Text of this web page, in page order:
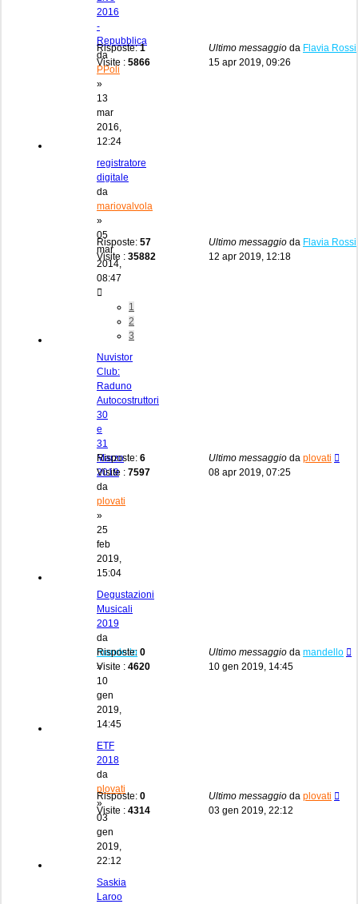
2016
-
Repubblica
da
PPoli
»
13
mar
2016,
12:24
Risposte:1
Visite : 5866
Ultimo messaggio da Flavia Rossi
15 apr 2019, 09:26
registratore
digitale
da
mariovalvola
»
05
mar
2014,
08:47
1
2
3
Risposte: 57
Visite : 35882
Ultimo messaggio da Flavia Rossi
12 apr 2019, 12:18
Nuvistor
Club:
Raduno
Autocostruttori
30
e
31
Marzo
2019
da
plovati
»
25
feb
2019,
15:04
Risposte: 6
Visite : 7597
Ultimo messaggio da plovati
08 apr 2019, 07:25
Degustazioni
Musicali
2019
da
mandello
»
10
gen
2019,
14:45
Risposte: 0
Visite : 4620
Ultimo messaggio da mandello
10 gen 2019, 14:45
ETF
2018
da
plovati
»
03
gen
2019,
22:12
Risposte: 0
Visite : 4314
Ultimo messaggio da plovati
03 gen 2019, 22:12
Saskia
Laroo